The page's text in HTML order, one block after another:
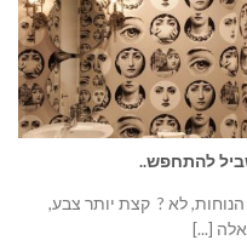
להתחפש..
לא ? קצת יותר צבע,
[...]